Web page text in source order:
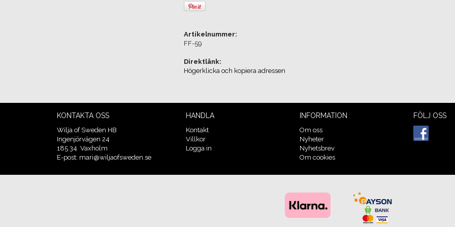
Artikelnummer:
FF-59
Direktlänk:
Högerklicka och kopiera adressen
KONTAKTA OSS
Wilja of Sweden HB
Ingenjörvägen 24
185 34 Vaxholm
E-post: mari@wiljaofsweden.se
HANDLA
Kontakt
Villkor
Logga in
INFORMATION
Om oss
Nyheter
Nyhetsbrev
Om cookies
FÖLJ OSS